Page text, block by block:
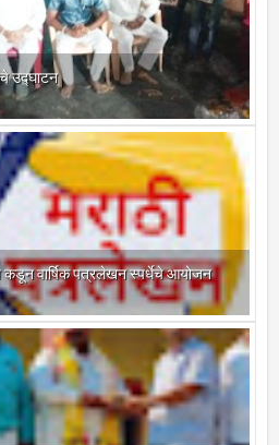
उद्घाटन
कडून वार्षिक पत्रलेखन स्पर्धेचे आयोजन